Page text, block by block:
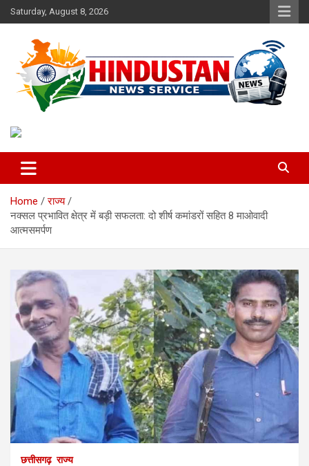
Skip
to
Saturday, August 8, 2026
Hindustan News Service
Home
राज्य
नक्सल प्रभावित क्षेत्र में बड़ी सफलता: दो शीर्ष कमांडरों सहित 8 माओवादी
आत्मसमर्पण
छत्तीसगढ़ राज्य